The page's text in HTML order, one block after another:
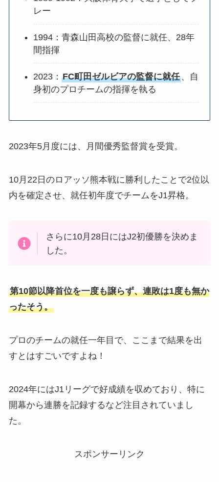
レー
1994：青森山田高校の監督に就任、28年
間指揮
2023：FC町田ゼルビアの監督に就任、自
身初のプロチームの指揮を執る
2023年5月度には、月間優秀監督賞を受賞。
10月22日のロアッソ熊本戦に勝利したことで2位以
内を確定させ、就任初年度でチームをJ1昇格。
さらに10月28日にはJ2初優勝を決めま
した。
第10節以降首位を一度も譲らず、連敗は1度も無か
ったそう。
プロのチームの就任一年目で、ここまで結果を出
すとはすごいですよね！
2024年にはJ1リーグで好成績を収めており、特に
開幕から連勝を記録するなど注目されていまし
た。
スポンサーリンク